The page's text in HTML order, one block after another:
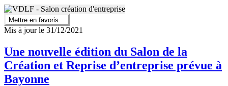
Mettre en favoris
Mis à jour le 31/12/2021
Une nouvelle édition du Salon de la
Création et Reprise d’entreprise prévue à
Bayonne